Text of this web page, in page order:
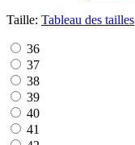
Taille: Tableau des tailles
36
37
38
39
40
41